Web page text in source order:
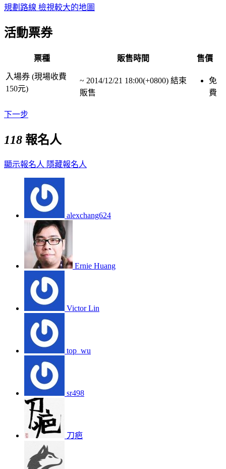
規劃路線 檢視較大的地圖
活動票券
票種 販售時間 售價
入場券 (現場收費
150元)
~ 2014/12/21 18:00(+0800) 結束
販售
免
費
下一步
118 報名人
顯示報名人 隱藏報名人
alexchang624
Ernie Huang
Victor Lin
top_wu
sr498
刀疤